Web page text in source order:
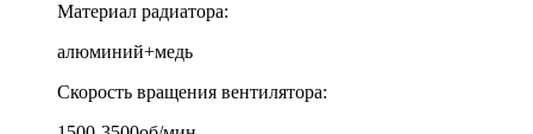
Материал радиатора:
алюминий+медь
Скорость вращения вентилятора: